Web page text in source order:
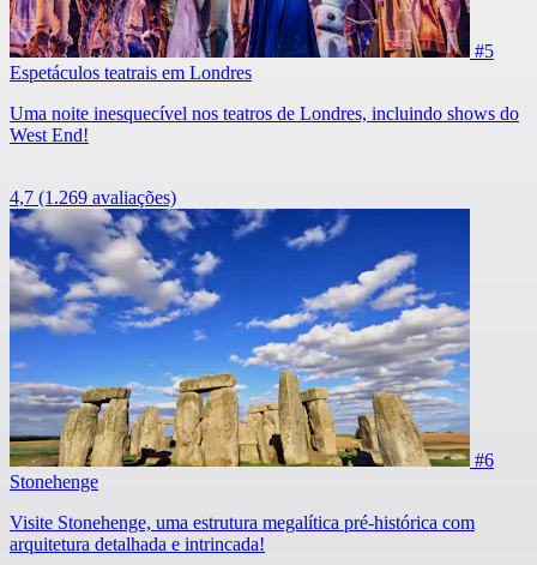
#5
Espetáculos teatrais em Londres
Uma noite inesquecível nos teatros de Londres, incluindo shows do
West End!
4,7 (1.269 avaliações)
#6
Stonehenge
Visite Stonehenge, uma estrutura megalítica pré-histórica com
arquitetura detalhada e intrincada!